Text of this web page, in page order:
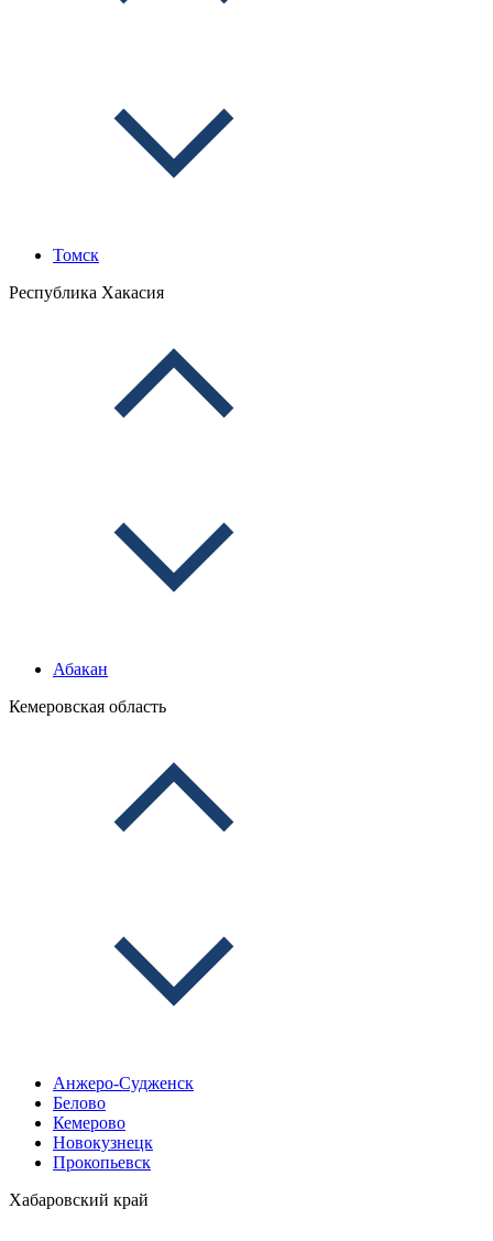
Томск
Республика Хакасия
Абакан
Кемеровская область
Анжеро-Судженск
Белово
Кемерово
Новокузнецк
Прокопьевск
Хабаровский край